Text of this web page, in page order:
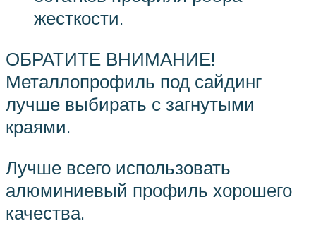
жесткости.
ОБРАТИТЕ ВНИМАНИЕ!
Металлопрофиль под сайдинг
лучше выбирать с загнутыми
краями.
Лучше всего использовать
алюминиевый профиль хорошего
качества.